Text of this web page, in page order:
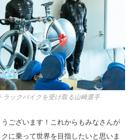
ラックバイクを受け取る山崎選手
ございます！これからもみなさんが
に乗って世界を目指したいと思いま